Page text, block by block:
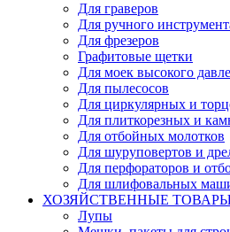
Для граверов
Для ручного
Для фрезеров
Графитовые щетки
Для моек высокого
Для пылесосов
Для циркулярных и
Для плиткорезных и
Для отбойных молотков
Для шуруповертов и
Для перфораторов и
Для шлифовальных
ХОЗЯЙСТВЕННЫЕ
Лупы